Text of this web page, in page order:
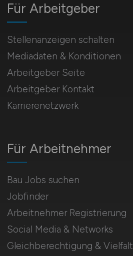
Für Arbeitnehmer
Bau Jobs suchen
Jobfinder
Arbeitnehmer Registrierung
Social Media & Networks
Gleichberechtigung & Vielfalt
Für Arbeitgeber
Stellenanzeigen schalten
Mediadaten & Konditionen
Arbeitgeber Seite
Arbeitgeber Kontakt
Karrierenetzwerk